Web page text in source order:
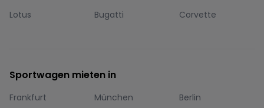
Lotus
Bugatti Corvette
Sportwagen mieten in
Frankfurt München
Berlin